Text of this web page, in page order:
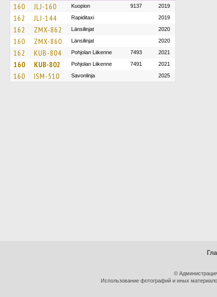
160 JLJ-160 Kuopion 9137 2019
162 JLJ-144 Rapiditaxi 2019
162 ZMX-862 Länsilinjat 2020
160 ZMX-860 Länsilinjat 2020
162 KUB-804 Pohjolan Liikenne 7493 2021
160 KUB-802 Pohjolan Liikenne 7491 2021
160 ISM-510 Savonlinja 2025
©
Использование фотографий и иных